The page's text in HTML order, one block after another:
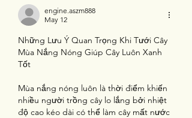
engine.aszm888
May 12
Những Lưu Ý Quan Trọng Khi Tưới Cây
Mùa Nắng Nóng Giúp Cây Luôn Xanh
Tốt
Mùa nắng nóng luôn là thời điểm khiến
nhiều người trồng cây lo lắng bởi nhiệt
độ cao kéo dài có thể làm cây mất nước